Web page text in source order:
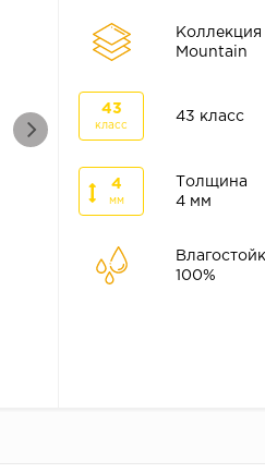
Коллекция
Mountain
43
класс
43 класс
4
мм
Толщина
4 мм
100%